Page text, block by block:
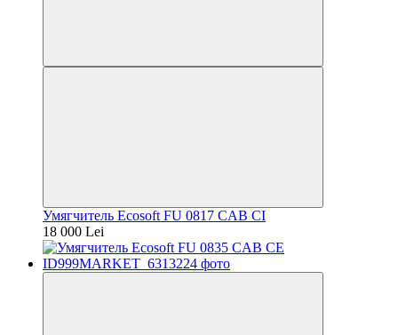
Умягчитель Ecosoft FU 0817 CAB CI
18 000 Lei